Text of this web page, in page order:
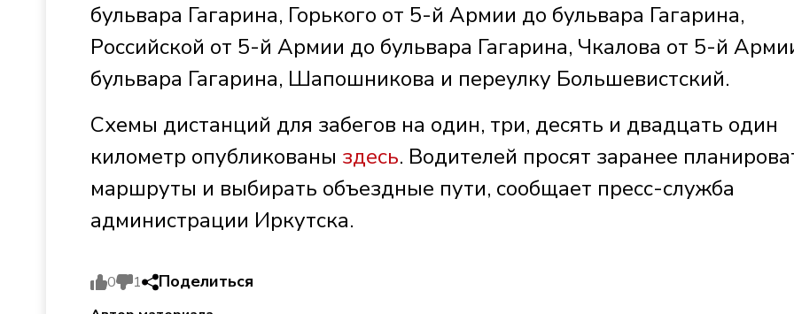
бульвара Гагарина, Горького от 5-й Армии до бульвара Гагарина,
Российской от 5-й Армии до бульвара Гагарина, Чкалова от 5-й
бульвара Гагарина, Шапошникова и переулку Большевистский.
Схемы дистанций для забегов на один, три, десять и двадцать один
километр опубликованы здесь. Водителей просят заранее
маршруты и выбирать объездные пути, сообщает пресс-служба
администрации Иркутска.
0 1 Поделиться